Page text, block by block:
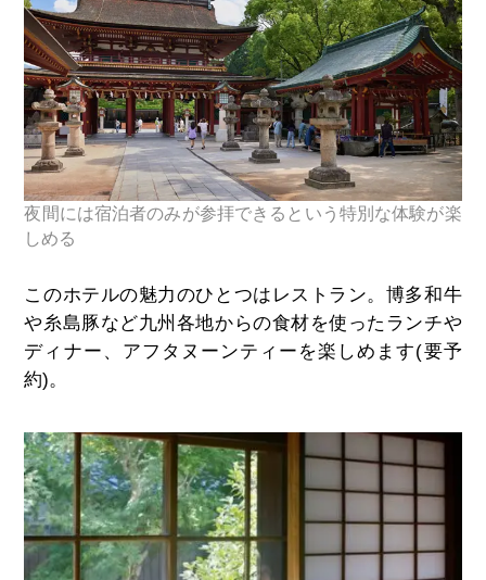
夜間には宿泊者のみが参拝できるという特別な体験が楽
しめる
このホテルの魅力のひとつはレストラン。博多和牛
や糸島豚など九州各地からの食材を使ったランチや
ディナー、アフタヌーンティーを楽しめます(要予
約)。